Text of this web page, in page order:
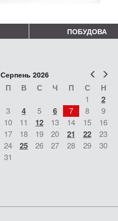
ПОБУДОВА
Попер
Серпень 2026
П В С Ч П С Н
1 2
3 4 5 6 7 8
9
10
11 12 13 14 15
16
17
18 19 20 21 22
23
24
25 26 27 28 29
30
31